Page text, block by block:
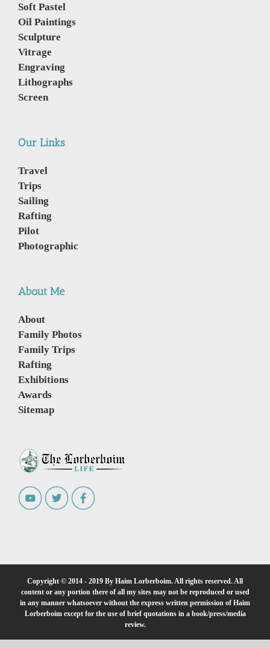
Soft Pastel
Oil Paintings
Sculpture
Vitrage
Engraving
Lithographs
Screen
Our Links
Travel
Trips
Sailing
Rafting
Pilot
Photographic
About Me
About
Family Photos
Family Trips
Rafting
Exhibitions
Awards
Sitemap
Copyright © 2014 - 2019 By Haim Lorberboim. All rights reserved. All
content or any portion there of all my sites may not be reproduced or used
in any manner whatsoever without the express written permission of Haim
Lorberboim except for the use of brief quotations in a book/press/media
review.